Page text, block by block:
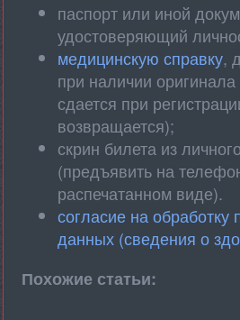
паспорт или иной
удостоверяющий
медицинскую справку,
при наличии
сдается при
возвращается);
скрин билета из
(предъявить на
распечатанном виде).
согласие на обработку
данных (сведения о
Похожие статьи: